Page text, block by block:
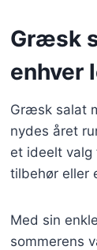
Græsk
enhver
Græsk salat
nydes året
et ideelt valg
tilbehør eller
Med sin
sommerens